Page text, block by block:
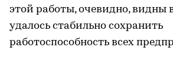
этой работы, очевидно, видны
удалось стабильно сохранить
работоспособность всех